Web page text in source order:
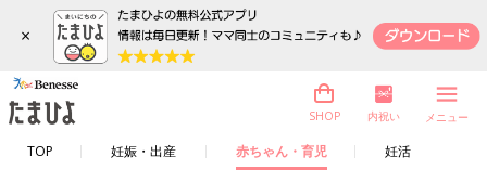
×
TOP 妊娠・出産 赤ちゃん・育児 妊活
SHOP 内祝い メニュー